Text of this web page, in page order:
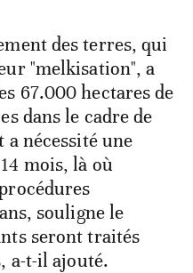
des terres, qui
"melkisation", a
67.000 hectares de
dans le cadre de
nécessité une
mois, là où
souligne le
seront traités
a-t-il ajouté.